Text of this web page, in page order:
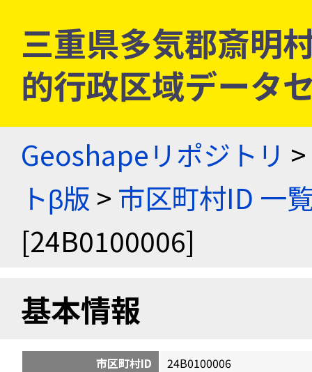
三重県多気郡斎明
的行政区域データ
Geoshapeリポジトリ >
トβ版 > 市区町村ID 一
[24B0100006]
基本情報
市区町村ID
24B0100006